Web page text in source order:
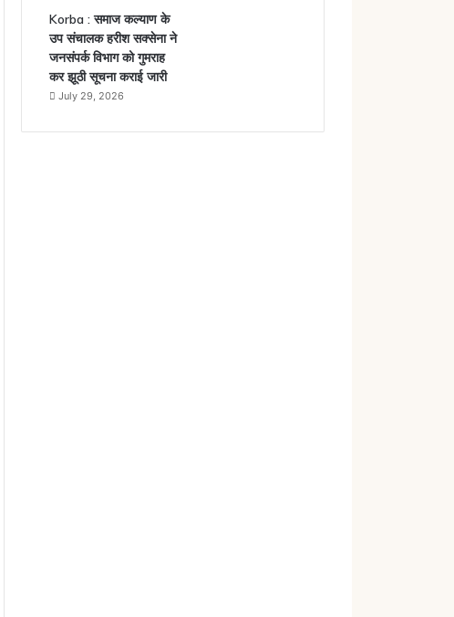
Korba : समाज कल्याण के
उप संचालक हरीश सक्सेना ने
जनसंपर्क विभाग को गुमराह
कर झूठी सूचना कराई जारी
July 29, 2026